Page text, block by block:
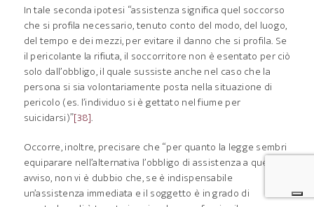
In tale seconda ipotesi “assistenza significa quel soccorso
che si profila necessario, tenuto conto del modo, del luogo,
del tempo e dei mezzi, per evitare il danno che si profila. Se
il pericolante la rifiuta, il soccorritore non è esentato per ciò
solo dall’obbligo, il quale sussiste anche nel caso che la
persona si sia volontariamente posta nella situazione di
pericolo (es. l’individuo si è gettato nel fiume per
suicidarsi)”[38].
Occorre, inoltre, precisare che “per quanto la legge sembri
equiparare nell’alternativa l’obbligo di assistenza a quello di
avviso, non vi è dubbio che, se è indispensabile
un’assistenza immediata e il soggetto è in grado di